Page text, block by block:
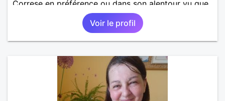
Correse en préférence ou dans son alentour vu que
je travaille en CDI et je ne peux pas souvent
voyager loin. Merci. Bon chance à tout le monde.
Voir le profil